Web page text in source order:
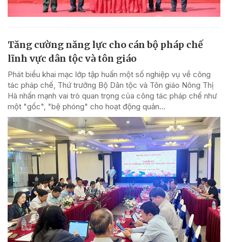
Tăng cường năng lực cho cán bộ pháp chế
lĩnh vực dân tộc và tôn giáo
Phát biểu khai mạc lớp tập huấn một số nghiệp vụ về công
tác pháp chế, Thứ trưởng Bộ Dân tộc và Tôn giáo Nông Thị
Hà nhấn mạnh vai trò quan trọng của công tác pháp chế như
một "gốc", "bệ phóng" cho hoạt động quản...